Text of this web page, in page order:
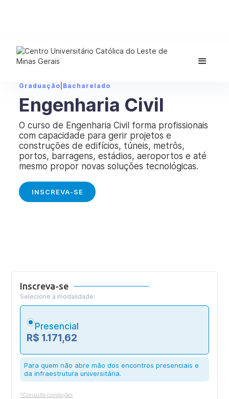
Graduação Bacharelado
Engenharia Civil
O curso de Engenharia Civil forma profissionais
com capacidade para gerir projetos e
construções de edifícios, túneis, metrôs,
portos, barragens, estádios, aeroportos e até
mesmo propor novas soluções tecnológicas.
INSCREVA-SE
Inscreva-se
Selecione a modalidade:
Presencial
R$ 1.171,62
Para quem não abre mão dos encontros presenciais e
da infraestrutura universitária.
*Consulte condições